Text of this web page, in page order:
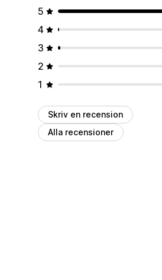
5
4
3
2
1
Skriv en recension
Alla recensioner